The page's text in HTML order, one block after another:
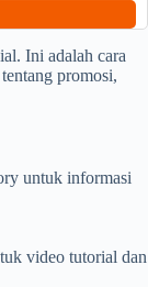
Ini adalah cara
promosi,
untuk informasi
video tutorial dan